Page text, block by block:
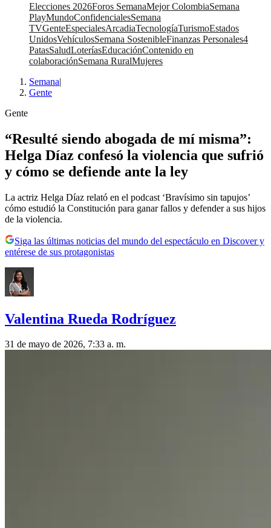
Elecciones 2026Foros SemanaMejor ColombiaSemana
PlayMundoConfidencialesSemana
TVGenteEspecialesArcadiaTecnologíaTurismoEstados
UnidosVehículosSemana SostenibleFinanzas Personales4
PatasSaludLoteríasEducaciónContenido en
colaboraciónSemana RuralMujeres
Semana|
Gente
Gente
“Resulté siendo abogada de mí misma”:
Helga Díaz confesó la violencia que sufrió
y cómo se defiende ante la ley
La actriz Helga Díaz relató en el podcast ‘Bravísimo sin tapujos’
cómo estudió la Constitución para ganar fallos y defender a sus hijos
de la violencia.
Siga las últimas noticias del mundo del espectáculo en Discover y
entérese de sus protagonistas
Valentina Rueda Rodríguez
31 de mayo de 2026, 7:33 a. m.